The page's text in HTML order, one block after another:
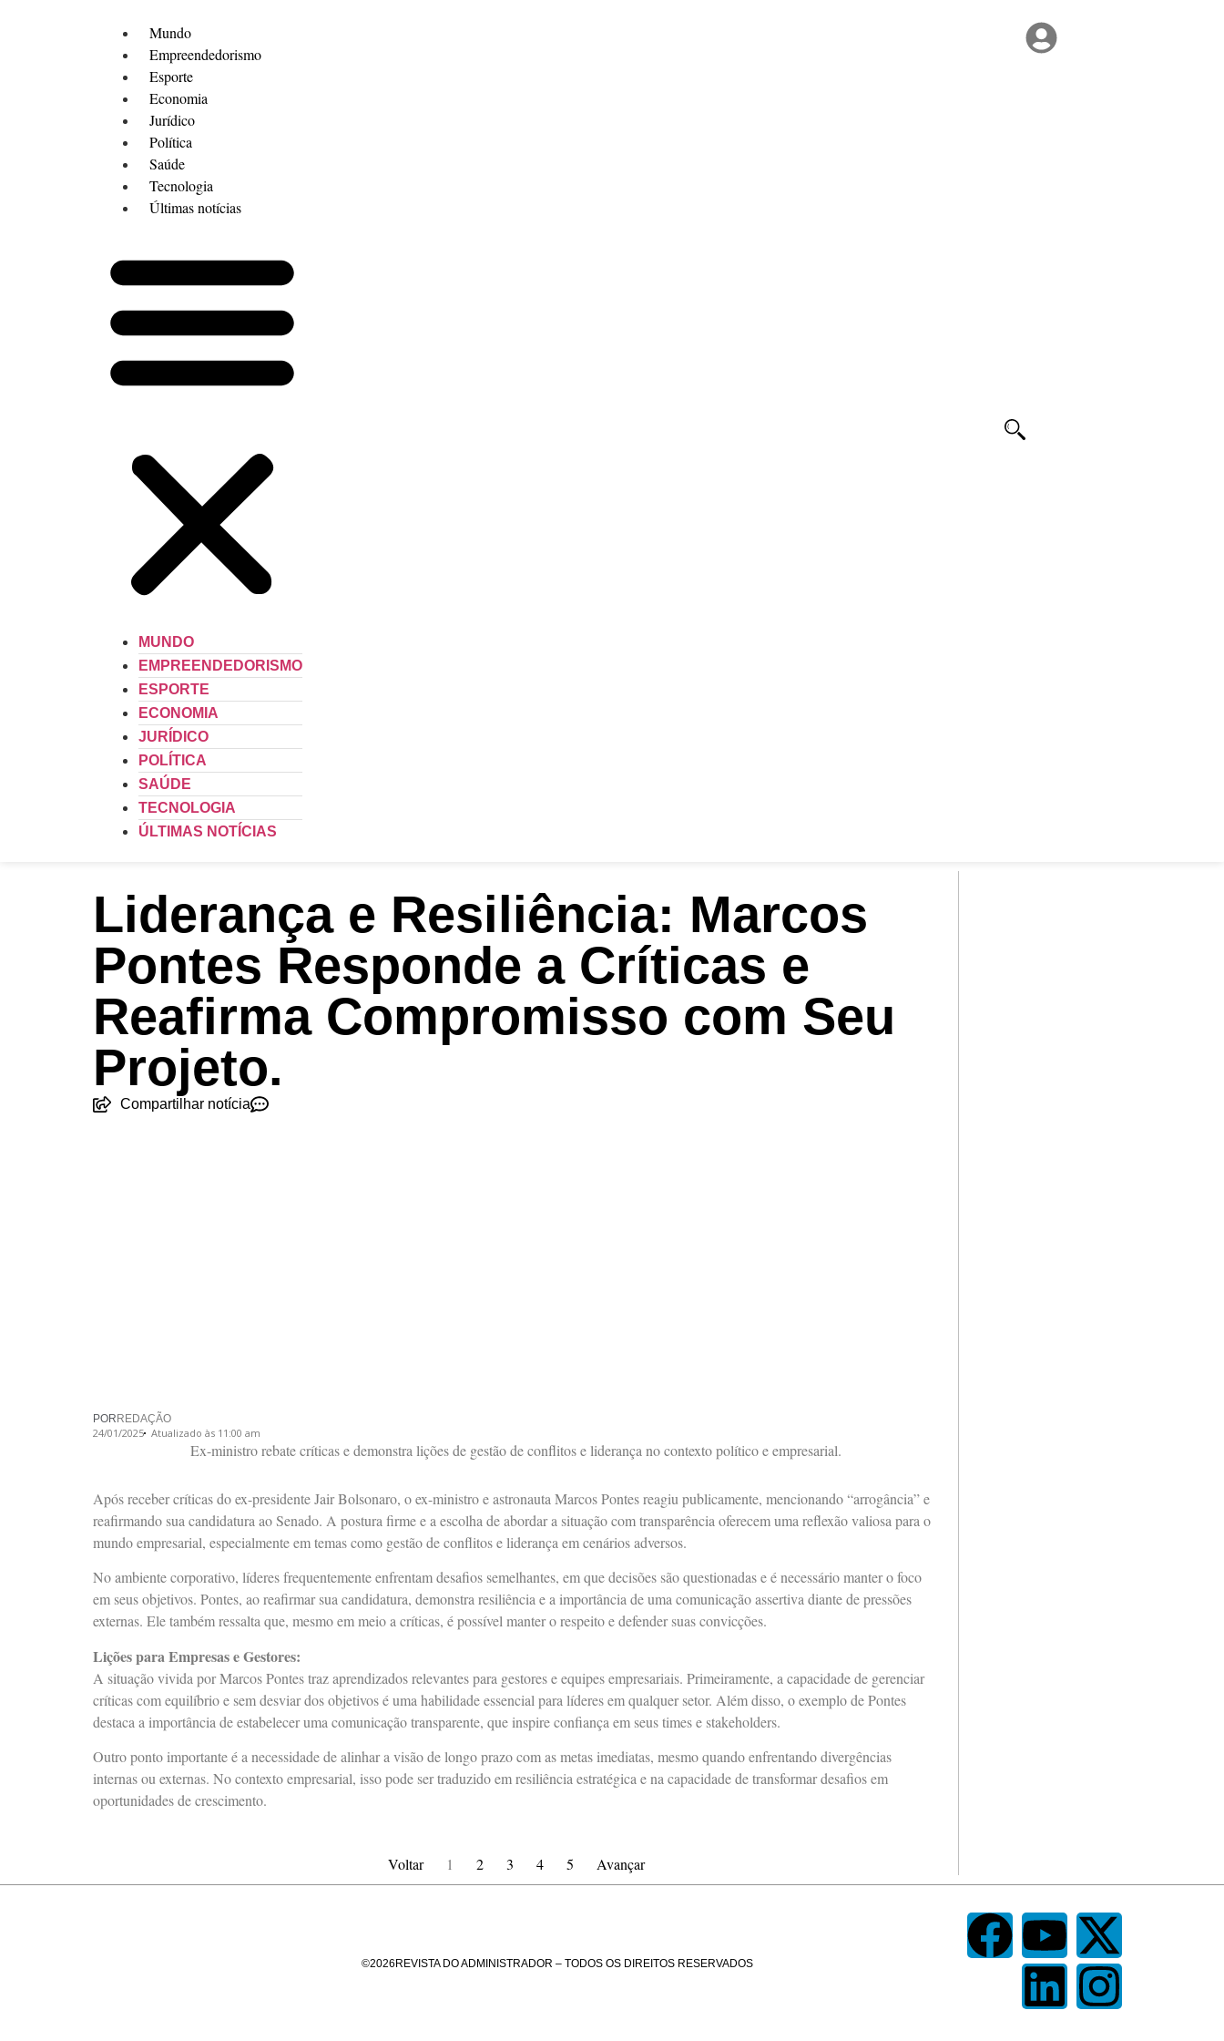
Mundo
Empreendedorismo
Esporte
Economia
Jurídico
Política
Saúde
Tecnologia
Últimas notícias
MUNDO
EMPREENDEDORISMO
ESPORTE
ECONOMIA
JURÍDICO
POLÍTICA
SAÚDE
TECNOLOGIA
ÚLTIMAS NOTÍCIAS
Liderança e Resiliência: Marcos
Pontes Responde a Críticas e
Reafirma Compromisso com Seu
Projeto.
Compartilhar notícia
POR REDAÇÃO
24/01/2025 Atualizado às 11:00 am
Ex-ministro rebate críticas e demonstra lições de gestão de conflitos e liderança no contexto político e empresarial.
Após receber críticas do ex-presidente Jair Bolsonaro, o ex-ministro e astronauta Marcos Pontes reagiu publicamente, mencionando “arrogância” e
reafirmando sua candidatura ao Senado. A postura firme e a escolha de abordar a situação com transparência oferecem uma reflexão valiosa para o
mundo empresarial, especialmente em temas como gestão de conflitos e liderança em cenários adversos.
No ambiente corporativo, líderes frequentemente enfrentam desafios semelhantes, em que decisões são questionadas e é necessário manter o foco
em seus objetivos. Pontes, ao reafirmar sua candidatura, demonstra resiliência e a importância de uma comunicação assertiva diante de pressões
externas. Ele também ressalta que, mesmo em meio a críticas, é possível manter o respeito e defender suas convicções.
Lições para Empresas e Gestores:
A situação vivida por Marcos Pontes traz aprendizados relevantes para gestores e equipes empresariais. Primeiramente, a capacidade de gerenciar
críticas com equilíbrio e sem desviar dos objetivos é uma habilidade essencial para líderes em qualquer setor. Além disso, o exemplo de Pontes
destaca a importância de estabelecer uma comunicação transparente, que inspire confiança em seus times e stakeholders.
Outro ponto importante é a necessidade de alinhar a visão de longo prazo com as metas imediatas, mesmo quando enfrentando divergências
internas ou externas. No contexto empresarial, isso pode ser traduzido em resiliência estratégica e na capacidade de transformar desafios em
oportunidades de crescimento.
Voltar 1 2 3 4 5 Avançar
©2026 REVISTA DO ADMINISTRADOR – TODOS OS DIREITOS RESERVADOS